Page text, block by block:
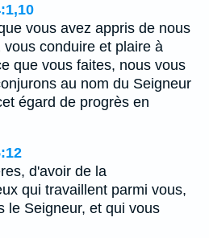
vous avez appris de nous
conduire et plaire à
que vous faites, nous vous
au nom du Seigneur
égard de progrès en
d'avoir de la
qui travaillent parmi vous,
le Seigneur, et qui vous